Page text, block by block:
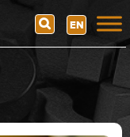
Search EN